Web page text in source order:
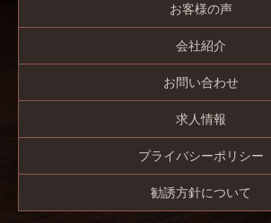
お客様の声
会社紹介
お問い合わせ
求人情報
プライバシーポリシー
勧誘方針について